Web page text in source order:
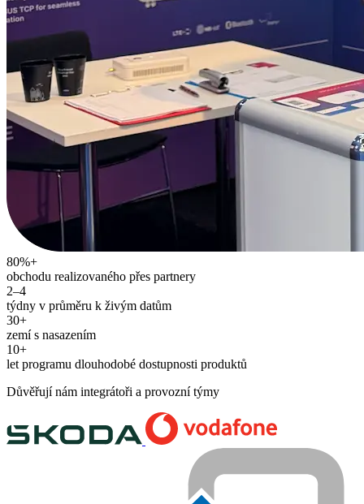
80%+
obchodu realizovaného přes partnery
2–4
týdny v průměru k živým datům
30+
zemí s nasazením
10+
let programu dlouhodobé dostupnosti produktů
Důvěřují nám integrátoři a provozní týmy